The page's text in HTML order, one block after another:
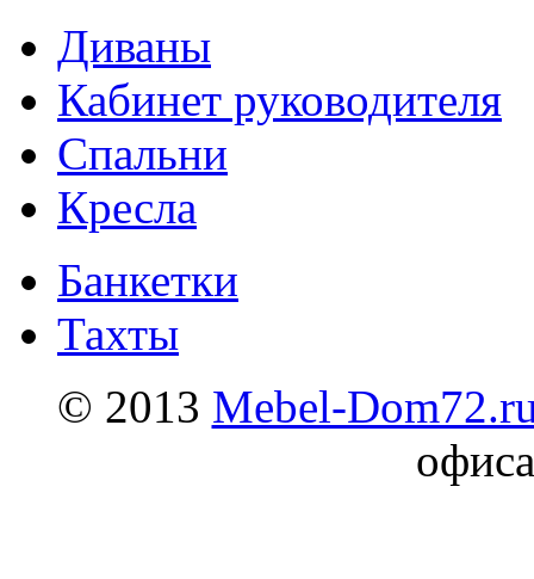
Диваны
Кабинет руководителя
Спальни
Кресла
Банкетки
Тахты
© 2013 Mebel-